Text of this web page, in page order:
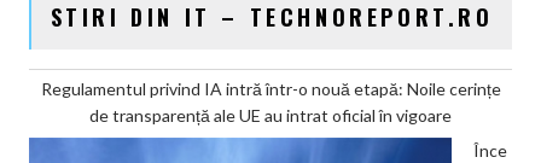
STIRI DIN IT – TECHNOREPORT.RO
Regulamentul privind IA intră într-o nouă etapă: Noile cerințe
de transparență ale UE au intrat oficial în vigoare
Înce